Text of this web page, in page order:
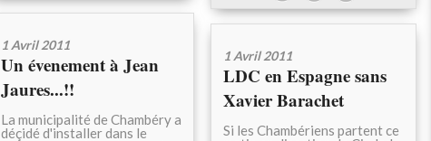
1 Avril 2011
Un évenement à Jean
Jaures...!!
La municipalité de Chambéry a
déçidé d'installer dans le
1 Avril 2011
LDC en Espagne sans
Xavier Barachet
Si les Chambériens partent ce